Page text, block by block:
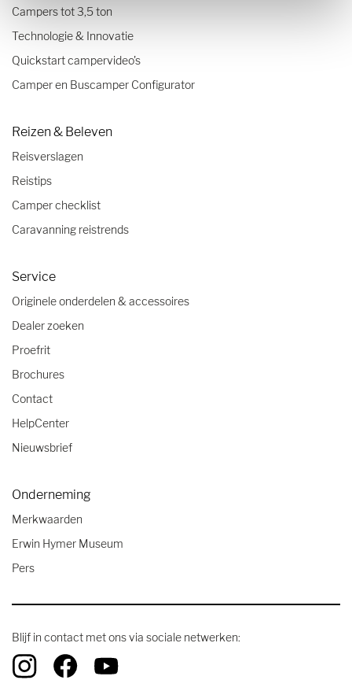
Campers tot 3,5 ton
Technologie & Innovatie
Quickstart campervideo's
Camper en Buscamper Configurator
Reizen & Beleven
Reisverslagen
Reistips
Camper checklist
Caravanning reistrends
Service
Originele onderdelen & accessoires
Dealer zoeken
Proefrit
Brochures
Contact
HelpCenter
Nieuwsbrief
Onderneming
Merkwaarden
Erwin Hymer Museum
Pers
Blijf in contact met ons via sociale netwerken: